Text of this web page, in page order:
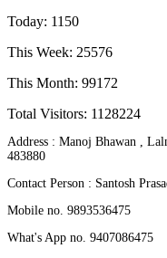
Today: 1150
This Week: 25576
This Month: 99172
Total Visitors: 1128224
Address : Manoj Bhawan ,
483880
Contact Person : Santosh
Mobile no. 9893536475
What's App no. 9407086475